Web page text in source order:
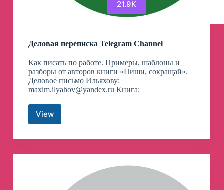
21.9K
Деловая переписка Telegram Channel
Как писать по работе. Примеры, шаблоны и
разборы от авторов книги «Пиши, сокращай».
Деловое письмо Ильяхову:
maxim.ilyahov@yandex.ru Книга:
ViewДеловая
Telegram